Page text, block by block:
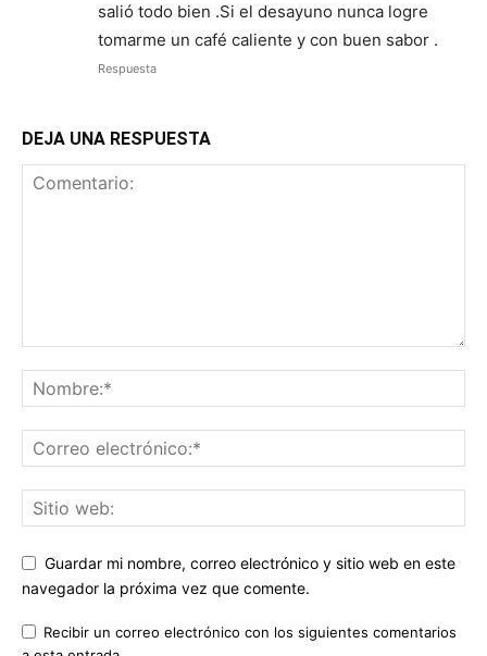
salió todo bien .Si el desayuno nunca logre
tomarme un café caliente y con buen sabor .
Respuesta
DEJA UNA RESPUESTA
Guardar mi nombre, correo electrónico y sitio web en este
navegador la próxima vez que comente.
Recibir un correo electrónico con los siguientes comentarios